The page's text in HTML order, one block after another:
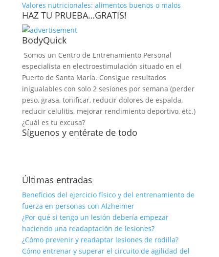
Valores nutricionales: alimentos buenos o malos
HAZ TU PRUEBA…GRATIS!
BodyQuick
Somos un Centro de Entrenamiento Personal
especialista en electroestimulación situado en el
Puerto de Santa María. Consigue resultados
inigualables con solo 2 sesiones por semana (perder
peso, grasa, tonificar, reducir dolores de espalda,
reducir celulitis, mejorar rendimiento deportivo, etc.)
¿Cuál es tu excusa?
Síguenos y entérate de todo
Últimas entradas
Beneficios del ejercicio físico y del entrenamiento de
fuerza en personas con Alzheimer
¿Por qué si tengo un lesión debería empezar
haciendo una readaptación de lesiones?
¿Cómo prevenir y readaptar lesiones de rodilla?
Cómo entrenar y superar el circuito de agilidad del